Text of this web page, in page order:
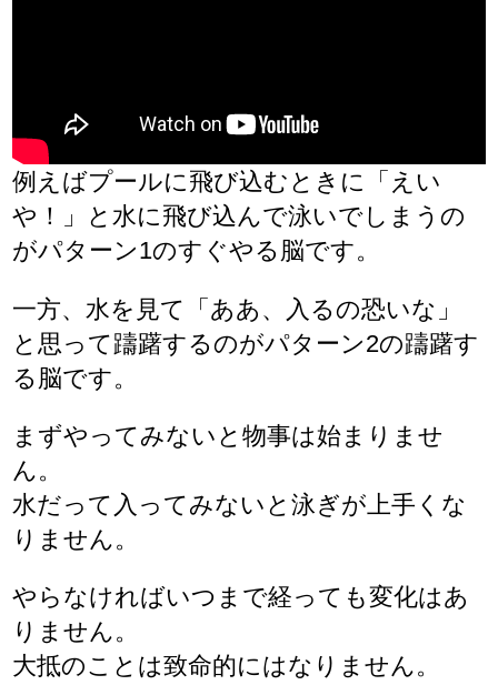
例えばプールに飛び込むときに「えい
や！」と水に飛び込んで泳いでしまうの
がパターン1のすぐやる脳です。
一方、水を見て「ああ、入るの恐いな」
と思って躊躇するのがパターン2の躊躇す
る脳です。
まずやってみないと物事は始まりませ
ん。
水だって入ってみないと泳ぎが上手くな
りません。
やらなければいつまで経っても変化はあ
りません。
大抵のことは致命的にはなりません。